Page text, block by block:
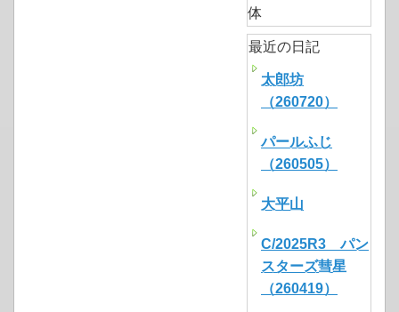
体
最近の日記
太郎坊
（260720）
パールふじ
（260505）
大平山
C/2025R3 パン
スターズ彗星
（260419）